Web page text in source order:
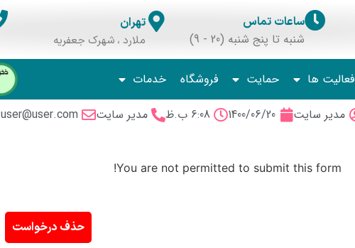
ساعات تماس
شنبه تا پنج شنبه (20 - 9)
تهران
ملارد ، شهرک جعفریه
فعالیت ها حمایت فروشگاه خدمات
مدیر سایت 1400/06/20 6:08 ب.ظ مدیر سایت user@user.com
You are not permitted to submit this form!
حذف درخواست